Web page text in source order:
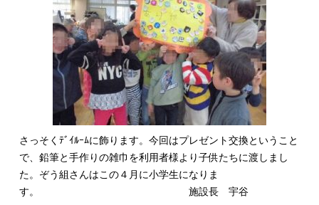
さっそくﾃﾞｲﾙｰﾑに飾ります。今回はプレゼント交換ということ
で、鉛筆と手作りの雑巾を利用者様より子供たちに渡しまし
た。ぞう組さんはこの４月に小学生になりま
す。 施設長 宇谷